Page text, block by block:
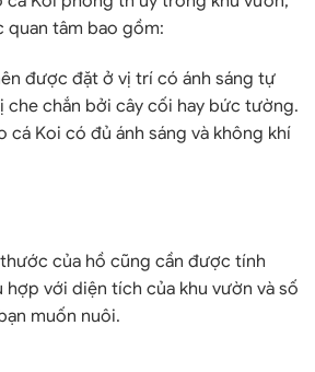
quan tâm bao gồm:
được đặt ở vị trí có ánh sáng tự
che chắn bởi cây cối hay bức tường.
cá Koi có đủ ánh sáng và không khí
của hồ cũng cần được tính
hợp với diện tích của khu vườn và số
muốn nuôi.